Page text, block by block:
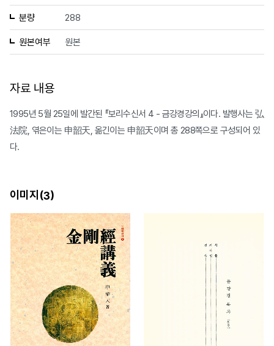
분량 288
원본여부 원본
자료 내용
1995년 5월 25일에 발간된 『보리수신서 4 - 금강경강의』이다. 발행사는 弘
法院, 엮은이는 申韶天, 옮긴이는 申韶天이며 총 288쪽으로 구성되어 있
다.
이미지(3)